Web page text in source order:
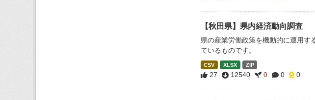
【秋田県】県内経済動向調査
県の産業労働政策を機動的に運用す
ているものです。
CSV XLSX ZIP
27 12540 0 0 0